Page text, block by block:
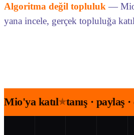
Algoritma değil topluluk —
yana incele, gerçek topluluğa
Mio'ya katıl★tanış · paylaş ·